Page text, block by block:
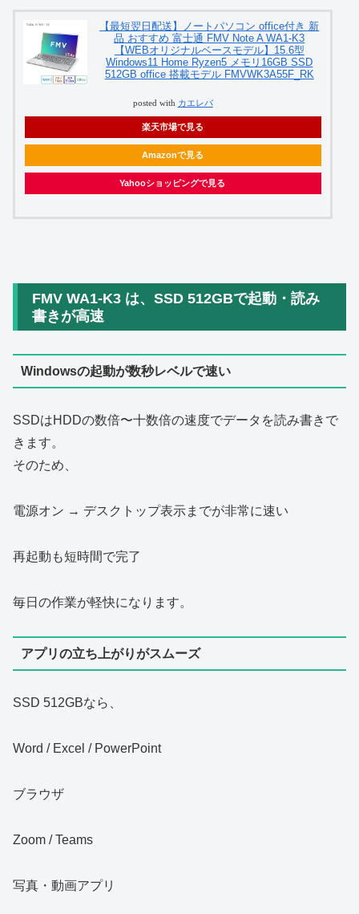
【最短翌日配送】ノートパソコン office付き 新
品 おすすめ 富士通 FMV Note A WA1-K3
【WEBオリジナルベースモデル】15.6型
Windows11 Home Ryzen5 メモリ16GB SSD
512GB office 搭載モデル FMVWK3A55F_RK
posted with カエレバ
楽天市場で見る
Amazonで見る
Yahooショッピングで見る
FMV WA1‑K3 は、SSD 512GBで起動・読み
書きが高速
Windowsの起動が数秒レベルで速い
SSDはHDDの数倍〜十数倍の速度でデータを読み書きで
きます。
そのため、
電源オン → デスクトップ表示までが非常に速い
再起動も短時間で完了
毎日の作業が軽快になります。
アプリの立ち上がりがスムーズ
SSD 512GBなら、
Word / Excel / PowerPoint
ブラウザ
Zoom / Teams
写真・動画アプリ